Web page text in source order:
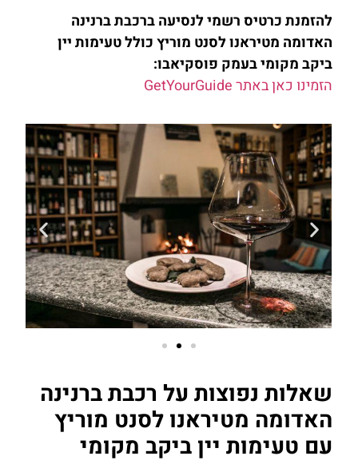
להזמנת כרטיס רשמי לנסיעה ברכבת ברנינה
האדומה מטיראנו לסנט מוריץ כולל טעימות יין
ביקב מקומי בעמק פוסקיאבו:
הזמינו כאן באתר GetYourGuide
שאלות נפוצות על רכבת ברנינה
האדומה מטיראנו לסנט מוריץ
עם טעימות יין ביקב מקומי